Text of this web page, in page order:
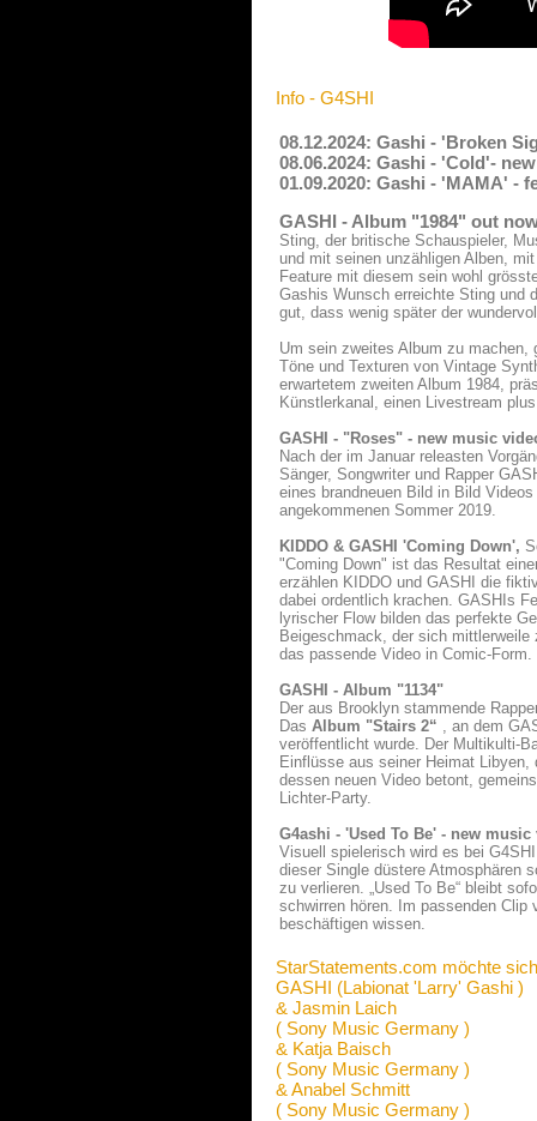
Info - G4SHI
08.12.2024: Gashi - 'Broken
08.06.2024: Gashi - 'Cold'-
01.09.2020: Gashi - 'MAMA' -
GASHI - Album "1984" out
Sting, der britische Schauspieler,
und mit seinen unzähligen Alben,
Feature mit diesem sein wohl
Gashis Wunsch erreichte Sting und
gut, dass wenig später der
Um sein zweites Album zu
Töne und Texturen von Vintage
erwartetem zweiten Album 1984,
Künstlerkanal, einen Livestream
GASHI - "Roses" - new music
Nach der im Januar releasten
Sänger, Songwriter und Rapper
eines brandneuen Bild in Bild
angekommenen Sommer 2019.
KIDDO & GASHI 'Coming Down',
"Coming Down" ist das Resultat
erzählen KIDDO und GASHI die
dabei ordentlich krachen. GASHIs
lyrischer Flow bilden das perfekte
Beigeschmack, der sich
das passende Video in Comic-Form.
GASHI - Album "1134"
Der aus Brooklyn stammende
Das Album "Stairs 2“ , an dem
veröffentlicht wurde. Der Multikulti-
Einflüsse aus seiner Heimat
dessen neuen Video betont,
Lichter-Party.
G4ashi - 'Used To Be' - new
Visuell spielerisch wird es bei
dieser Single düstere Atmosphären
zu verlieren. „Used To Be“ bleibt
schwirren hören. Im passenden
beschäftigen wissen.
StarStatements.com möchte
GASHI (Labionat 'Larry' Gashi )
& Jasmin Laich
( Sony Music Germany )
& Katja Baisch
( Sony Music Germany )
& Anabel Schmitt
( Sony Music Germany )